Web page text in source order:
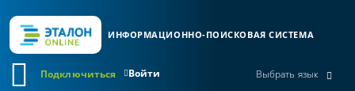
ИНФОРМАЦИОННО-ПОИСКОВАЯ СИСТЕМА
Войти
Подключиться Выбрать язык